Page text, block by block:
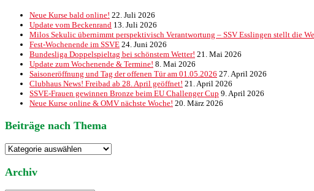
Neue Kurse bald online! 22. Juli 2026
Update vom Beckenrand 13. Juli 2026
Milos Sekulic übernimmt perspektivisch Verantwortung – SSV Esslingen stellt die
Fest-Wochenende im SSVE 24. Juni 2026
Bundesliga Doppelspieltag bei schönstem Wetter! 21. Mai 2026
Update zum Wochenende & Termine! 8. Mai 2026
Saisoneröffnung und Tag der offenen Tür am 01.05.2026 27. April 2026
Clubhaus News! Freibad ab 28. April geöffnet! 21. April 2026
SSVE-Frauen gewinnen Bronze beim EU Challenger Cup 9. April 2026
Neue Kurse online & OMV nächste Woche! 20. März 2026
Beiträge nach Thema
Beiträge
nach
Thema
Archiv